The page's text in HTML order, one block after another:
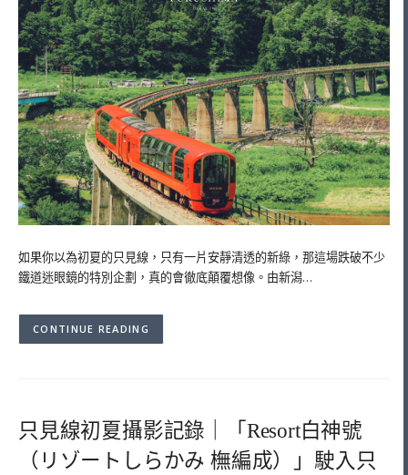
如果你以為初夏的只見線，只有一片安靜清透的新綠，那這場跌破不少
鐵道迷眼鏡的特別企劃，真的會徹底顛覆想像。由新潟…
CONTINUE READING
只見線初夏攝影記錄｜「Resort白神號
（リゾートしらかみ 橅編成）」駛入只